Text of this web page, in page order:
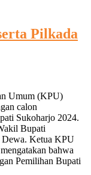
Pilkada
Umum (KPU)
calon
Sukoharjo 2024.
Bupati
Dewa. Ketua KPU
bahwa
Pemilihan Bupati